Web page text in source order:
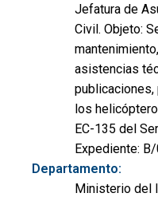
Jefatura de
Civil. Objeto:
asistencias
publicaciones,
los
EC-135 del
Expediente:
Departamento:
Ministerio del